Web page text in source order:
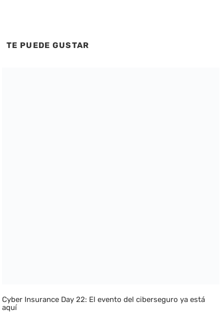
TE PUEDE GUSTAR
Cyber Insurance Day 22: El evento del ciberseguro ya está
aquí